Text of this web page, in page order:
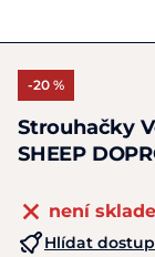
-20 %
Strouhačky
SHEEP
není
Hlídat